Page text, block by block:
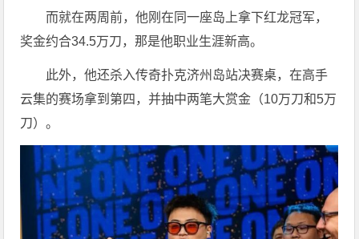
而就在两周前，他刚在同一座岛上拿下红龙冠军，
奖金约合34.5万刀，那是他职业生涯新高。
此外，他还杀入传奇扑克济州岛站决赛桌，在高手
云集的赛场拿到第四，并抽中两笔大赏金（10万刀和5万
刀）。